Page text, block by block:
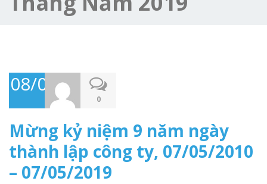
08/05/2019
0
Mừng kỷ niệm 9 năm ngày
thành lập công ty, 07/05/2010
– 07/05/2019